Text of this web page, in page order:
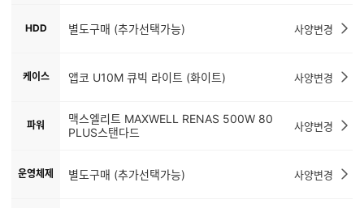
HDD 별도구매 (추가선택가능) 사양변경
케이스 앱코 U10M 큐빅 라이트 (화이트) 사양변경
파워
맥스엘리트 MAXWELL RENAS 500W 80
PLUS스탠다드
사양변경
운영체제 별도구매 (추가선택가능) 사양변경